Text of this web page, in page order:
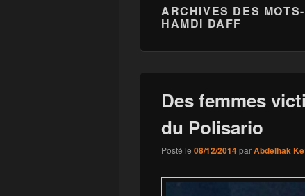
ARCHIVES DES
HAMDI DAFF
Des femmes
du Polisario
Posté le 08/12/2014parAbdelhak